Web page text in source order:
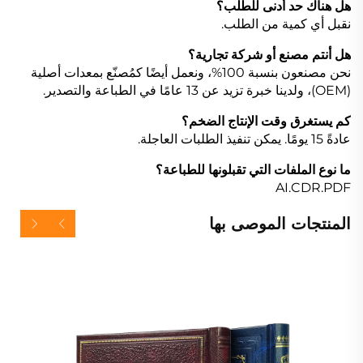
هل هناك حد أدنى للطلب؟
نقبل أي كمية من الطلب.
هل أنتم مصنع أو شركة تجارية؟
نحن مصنعون بنسبة 100%، ونعمل أيضًا كمُصنّع بمعدات أصلية
(OEM)، ولدينا خبرة تزيد عن 13 عامًا في الطباعة والتصدير.
كم يستغرق وقت الإنتاج الضخم؟
عادةً 15 يومًا. يمكن تنفيذ الطلبات العاجلة.
ما نوع الملفات التي تقبلونها للطباعة؟
AI.CDR.PDF
المنتجات الموصى بها